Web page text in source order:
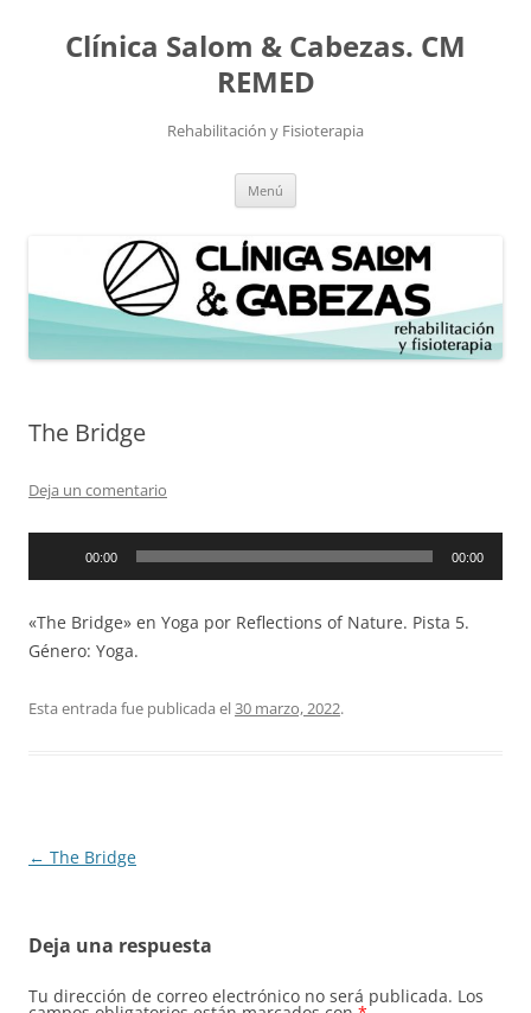
contenido
Clínica Salom & Cabezas. CM
REMED
Rehabilitación y Fisioterapia
Menú
The Bridge
Deja un comentario
00:00 00:00
«The Bridge» en Yoga por Reflections of Nature. Pista 5.
Género: Yoga.
Esta entrada fue publicada el30 marzo, 2022.
Navegación
← The Bridge
Deja una respuesta
Tu dirección de correo electrónico no será publicada. Los